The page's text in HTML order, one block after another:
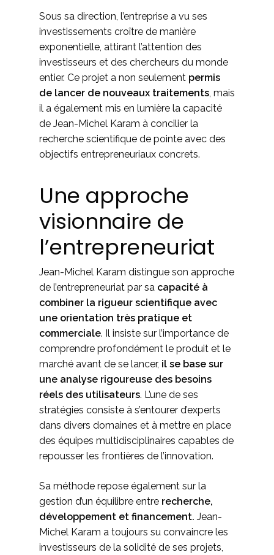
Sous sa direction, l’entreprise a vu ses
investissements croître de manière
exponentielle, attirant l’attention des
investisseurs et des chercheurs du monde
entier. Ce projet a non seulement permis
de lancer de nouveaux traitements , mais
il a également mis en lumière la capacité
de Jean-Michel Karam à concilier la
recherche scientifique de pointe avec des
objectifs entrepreneuriaux concrets.
Une approche
visionnaire de
l’entrepreneuriat
Jean-Michel Karam distingue son approche
de l’entrepreneuriat par sa capacité à
combiner la rigueur scientifique avec
une orientation très pratique et
commerciale. Il insiste sur l’importance de
comprendre profondément le produit et le
marché avant de se lancer, il se base sur
une analyse rigoureuse des besoins
réels des utilisateurs. L’une de ses
stratégies consiste à s’entourer d’experts
dans divers domaines et à mettre en place
des équipes multidisciplinaires capables de
repousser les frontières de l’innovation.
Sa méthode repose également sur la
gestion d’un équilibre entre recherche,
développement et financement. Jean-
Michel Karam a toujours su convaincre les
investisseurs de la solidité de ses projets,